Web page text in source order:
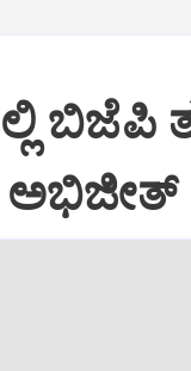
ಬಿಜೆಪಿ
ಅಭಿಜೀತ್